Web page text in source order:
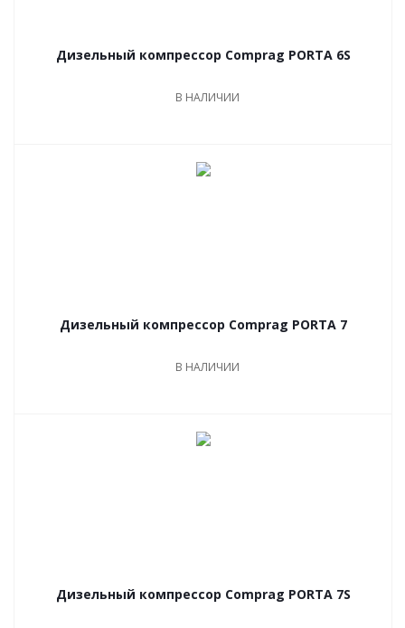
Дизельный компрессор Comprag PORTA 6S
В НАЛИЧИИ
Дизельный компрессор Comprag PORTA 7
В НАЛИЧИИ
Дизельный компрессор Comprag PORTA 7S